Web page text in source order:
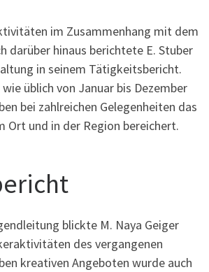
im Zusammenhang mit dem
darüber hinaus berichtete E. Stuber
in seinem Tätigkeitsbericht.
üblich von Januar bis Dezember
bei zahlreichen Gelegenheiten das
Ort und in der Region bereichert.
blickte M. Naya Geiger
des vergangenen
kreativen Angeboten wurde auch